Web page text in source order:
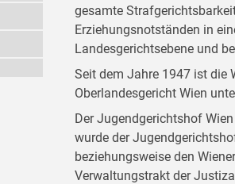
gesamte
Erziehungsnotständen in
Landesgerichtsebene und
Seit dem Jahre 1947 ist die
Oberlandesgericht Wien
Der Jugendgerichtshof
wurde der
beziehungsweise den
Verwaltungstrakt der